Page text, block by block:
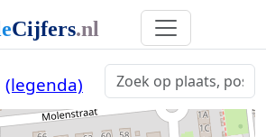
(legenda)